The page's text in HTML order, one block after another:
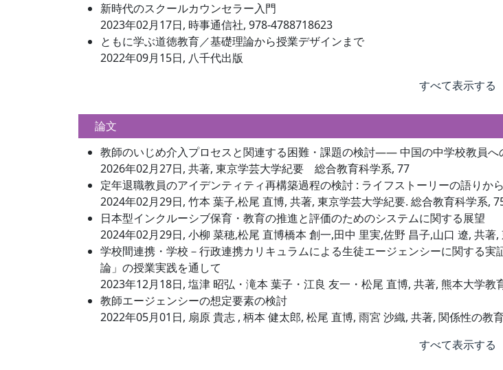
新時代のスクールカウンセラー入門
2023年02月17日, 時事通信社, 978-4788718623
ともに学ぶ道徳教育／基礎理論から授業デザインまで
2022年09月15日, 八千代出版
すべて表示する
論文
教師のいじめ介入プロセスと関連する困難・課題の検討―― 中国の中学校教員
2026年02月27日, 共著, 東京学芸大学紀要 総合教育科学系, 77
定年退職教員のアイデンティティ再構築過程の検討 : ライフストーリーの語りから
2024年02月29日, 竹本 葉子,松尾 直博, 共著, 東京学芸大学紀要. 総合教育科学系,
日本型インクルーシブ保育・教育の推進と評価のためのシステムに関する展望
2024年02月29日, 小柳 菜穂,松尾 直博橋本 創一,田中 里実,佐野 昌子,山口 遼, 共
学校間連携・学校－行政連携カリキュラムによる生徒エージェンシーに関する
論」の授業実践を通して
2023年12月18日, 塩津 昭弘・滝本 葉子・江良 友一・松尾 直博, 共著, 熊本大学
教師エージェンシーの想定要素の検討
2022年05月01日, 扇原 貴志 , 柄本 健太郎, 松尾 直博, 雨宮 沙織, 共著, 関係性の
すべて表示する